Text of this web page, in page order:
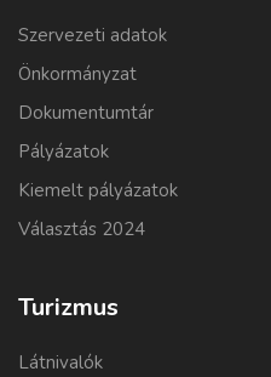
Szervezeti adatok
Önkormányzat
Dokumentumtár
Pályázatok
Kiemelt pályázatok
Választás 2024
Turizmus
Látnivalók